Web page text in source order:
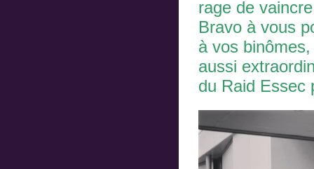
rage de
Bravo à vous
à vos
aussi
du Raid Essec